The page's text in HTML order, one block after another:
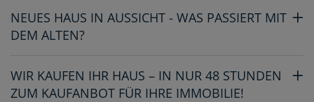
NEUES HAUS IN AUSSICHT - WAS PASSIERT MIT
DEM ALTEN?
WIR KAUFEN IHR HAUS – IN NUR 48 STUNDEN
ZUM KAUFANBOT FÜR IHRE IMMOBILIE!